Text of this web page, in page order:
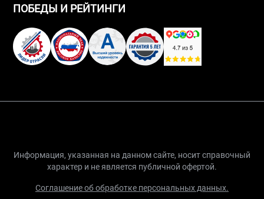
ПОБЕДЫ И РЕЙТИНГИ
Информация, указанная на данном сайте, носит справочный
характер и не является публичной офертой.
Соглашение об обработке персональных данных.